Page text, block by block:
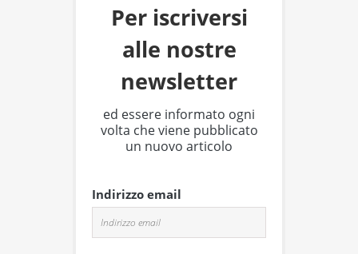
Per iscriversi
alle nostre
newsletter
ed essere informato ogni
volta che viene pubblicato
un nuovo articolo
Indirizzo email